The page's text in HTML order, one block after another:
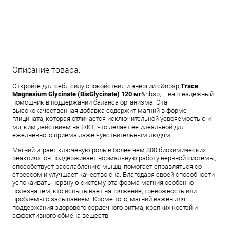
Описание товара:
Откройте для себя силу спокойствия и энергии с&nbsp;Trace
Magnesium Glycinate (BisGlycinate) 120 мг&nbsp;— ваш надёжный
помощник в поддержании баланса организма. Эта
высококачественная добавка содержит магний в форме
глицината, которая отличается исключительной усвояемостью и
мягким действием на ЖКТ, что делает её идеальной для
ежедневного приёма даже чувствительным людям.
Магний играет ключевую роль в более чем 300 биохимических
реакциях: он поддерживает нормальную работу нервной системы,
способствует расслаблению мышц, помогает справляться со
стрессом и улучшает качество сна. Благодаря своей способности
успокаивать нервную систему, эта форма магния особенно
полезна тем, кто испытывает напряжение, тревожность или
проблемы с засыпанием. Кроме того, магний важен для
поддержания здорового сердечного ритма, крепких костей и
эффективного обмена веществ.